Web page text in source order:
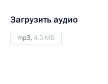
Загрузить аудио
mp3,4.5 МБ